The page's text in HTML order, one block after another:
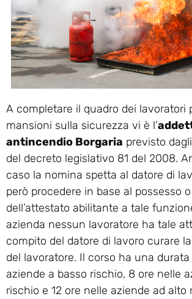
A completare il quadro dei lavoratori
mansioni sulla sicurezza vi è l’
antincendio Borgaria previsto
del decreto legislativo 81 del 2008.
caso la nomina spetta al datore di
però procedere in base al possesso
dell’attestato abilitante a tale
azienda nessun lavoratore ha tale
compito del datore di lavoro curare
del lavoratore. Il corso ha una
aziende a basso rischio, 8 ore nelle
rischio e 12 ore nelle aziende ad alto